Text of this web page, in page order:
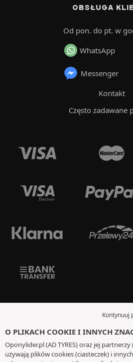
OBSŁUGA
Od pon. do pt. w
WhatsApp
Messenger
Kontakt
Często zadawane
Kontynuuj
O PLIKACH COOKIE I INNYCH
Oponylider.pl (AD TYRES) oraz jej
używają plików cookies (ciasteczek) i